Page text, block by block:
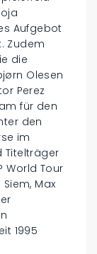
Aufgebot
Zudem
die
Olesen
Perez
für den
den
im
Titelträger
World Tour
Max
1995